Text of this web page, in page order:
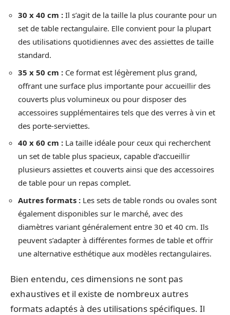
30 x 40 cm : Il s’agit de la taille la plus courante pour un
set de table rectangulaire. Elle convient pour la plupart
des utilisations quotidiennes avec des assiettes de taille
standard.
35 x 50 cm : Ce format est légèrement plus grand,
offrant une surface plus importante pour accueillir des
couverts plus volumineux ou pour disposer des
accessoires supplémentaires tels que des verres à vin et
des porte-serviettes.
40 x 60 cm : La taille idéale pour ceux qui recherchent
un set de table plus spacieux, capable d’accueillir
plusieurs assiettes et couverts ainsi que des accessoires
de table pour un repas complet.
Autres formats : Les sets de table ronds ou ovales sont
également disponibles sur le marché, avec des
diamètres variant généralement entre 30 et 40 cm. Ils
peuvent s’adapter à différentes formes de table et offrir
une alternative esthétique aux modèles rectangulaires.
Bien entendu, ces dimensions ne sont pas
exhaustives et il existe de nombreux autres
formats adaptés à des utilisations spécifiques. Il